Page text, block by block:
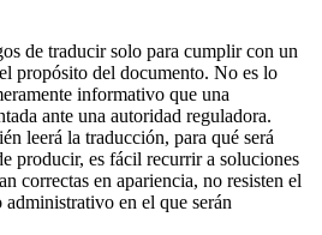
de traducir solo para cumplir con un
propósito del documento. No es lo
informativo que una
ante una autoridad reguladora.
leerá la traducción, para qué será
producir, es fácil recurrir a soluciones
correctas en apariencia, no resisten el
en el que serán